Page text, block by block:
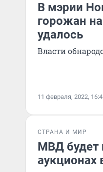
В мэрии
горожан
удалось
Власти
11 февраля, 2022,
СТРАНА И МИР
МВД будет